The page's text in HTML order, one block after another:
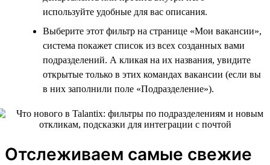
используйте удобные для вас описания.
Выберите этот фильтр на странице «Мои вакансии»,
система покажет список из всех созданных вами
подразделений. А кликая на их названия, увидите
открытые только в этих командах вакансии (если вы
в них заполнили поле «Подразделение»).
Отслеживаем самые свежие